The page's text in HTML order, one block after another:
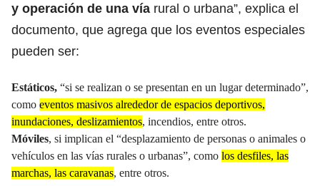
y operación de una vía rural o urbana”, explica el
documento, que agrega que los eventos especiales
pueden ser:
Estáticos, “si se realizan o se presentan en un lugar determinado”,
como eventos masivos alrededor de espacios deportivos,
inundaciones, deslizamientos, incendios, entre otros.
Móviles, si implican el “desplazamiento de personas o animales o
vehículos en las vías rurales o urbanas”, como los desfiles, las
marchas, las caravanas, entre otros.